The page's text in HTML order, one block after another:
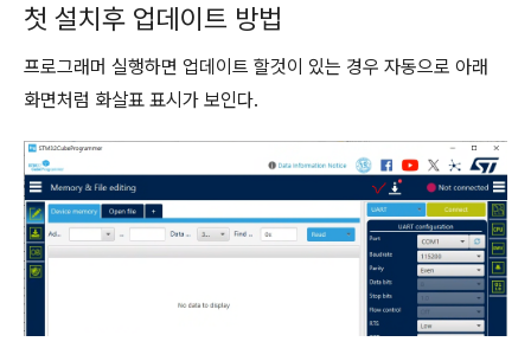
첫 설치후 업데이트 방법
프로그래머 실행하면 업데이트 할것이 있는 경우 자동으로 아래
화면처럼 화살표 표시가 보인다.